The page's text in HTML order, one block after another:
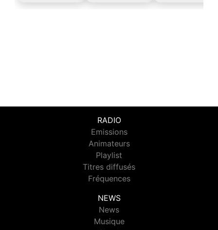
RADIO
Emissions
Animateurs
Playlist
Titres diffusés
Fréquences
NEWS
News
Musique